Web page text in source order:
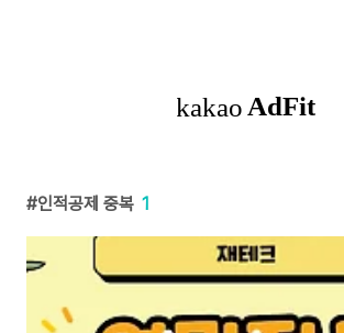
인적공제 중복 1